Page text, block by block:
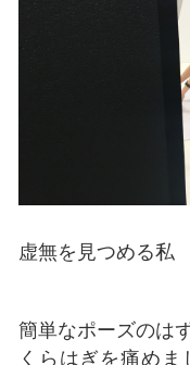
虚無を見つめる私
簡単なポーズのは
くらはぎを痛め